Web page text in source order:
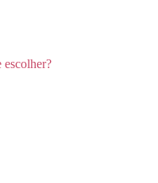
escolher?